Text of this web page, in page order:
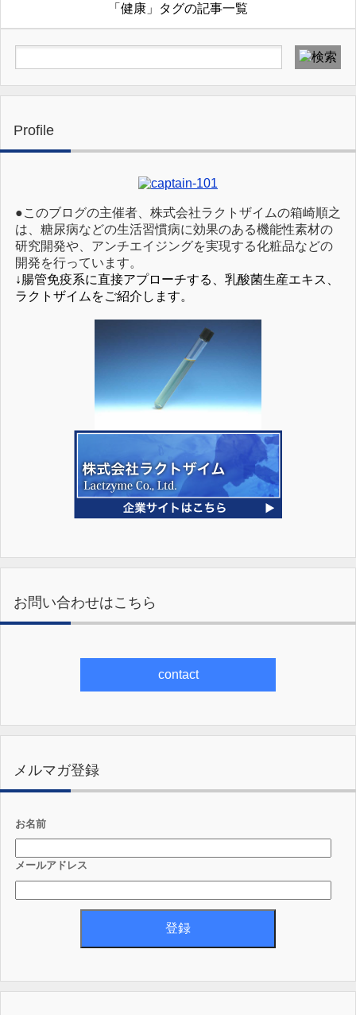
「健康」タグの記事一覧
Profile
●このブログの主催者、株式会社ラクトザイムの箱崎順之
は、糖尿病などの生活習慣病に効果のある機能性素材の
研究開発や、アンチエイジングを実現する化粧品などの
開発を行っています。
↓腸管免疫系に直接アプローチする、乳酸菌生産エキス、
ラクトザイムをご紹介します。
お問い合わせはこちら
contact
メルマガ登録
お名前
メールアドレス